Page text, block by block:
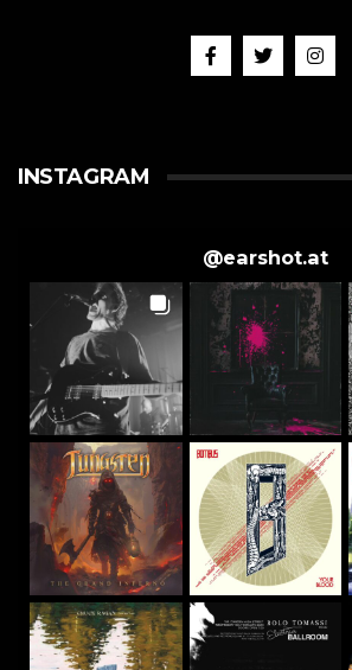
INSTAGRAM
@earshot.at